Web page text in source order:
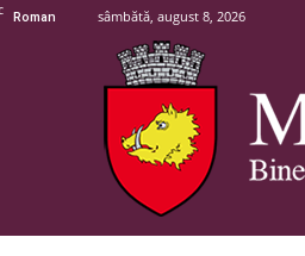
Roman sâmbătă, august 8, 2026